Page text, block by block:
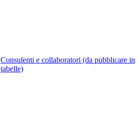
Consulenti e collaboratori (da pubblicare in
tabelle)